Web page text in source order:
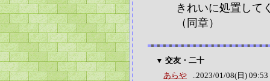
きれいに処置して
（同章）
▼ 交友・二十
あらや ..2023/01/08(日)